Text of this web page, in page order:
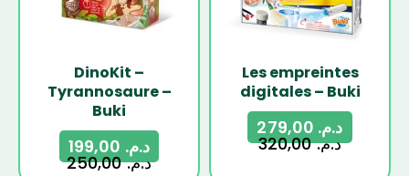
DinoKit –
Tyrannosaure –
Buki
د.م.250,00
د.م.
Les empreintes
digitales – Buki
د.م.320,00
د.م.